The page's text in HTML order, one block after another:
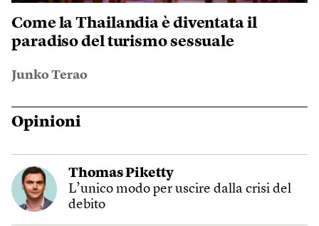
Come la Thailandia è diventata il
paradiso del turismo sessuale
Junko Terao
Opinioni
Thomas Piketty
L’unico modo per uscire dalla crisi del
debito